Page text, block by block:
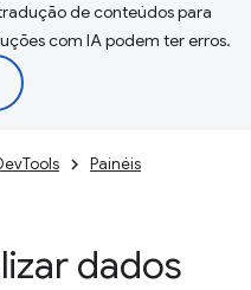
de conteúdos para
com IA podem ter erros.
Painéis
dados